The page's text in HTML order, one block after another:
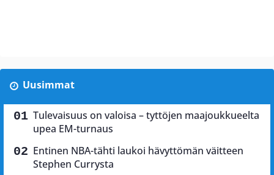
Uusimmat
Tulevaisuus on valoisa – tyttöjen maajoukkueelta
upea EM-turnaus
Entinen NBA-tähti laukoi hävyttömän väitteen
Stephen Currysta